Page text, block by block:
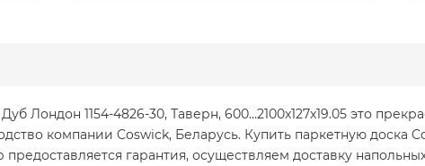
Лондон 1154-4826-30, Таверн, 600…2100x127x19.05 это
компании Coswick, Беларусь. Купить паркетную доска
гарантия, осуществляем доставку